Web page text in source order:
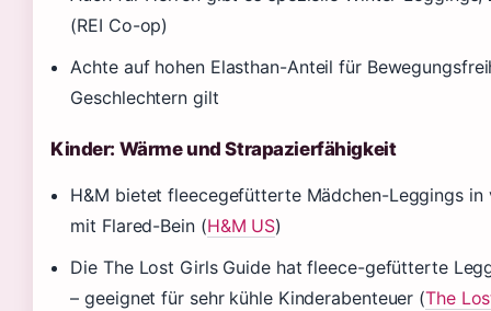
(REI Co-op)
Achte auf hohen Elasthan-Anteil für
Geschlechtern gilt
Kinder: Wärme und Strapazierfähigkeit
H&M bietet fleecegefütterte Mädchen-Leggings in
mit Flared-Bein (H&M US)
Die The Lost Girls Guide hat fleece-gefütterte
– geeignet für sehr kühle Kinderabenteuer (The